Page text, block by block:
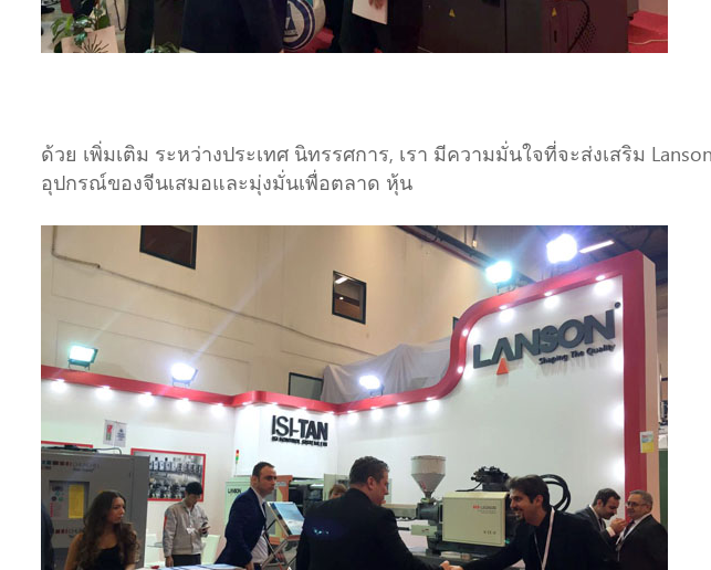
ด้วย เพิ่มเติม ระหว่างประเทศ นิทรรศการ, เรา มีความมั่นใจที่จะส่งเสริม
อุปกรณ์ของจีนเสมอและมุ่งมั่นเพื่อตลาด หุ้น